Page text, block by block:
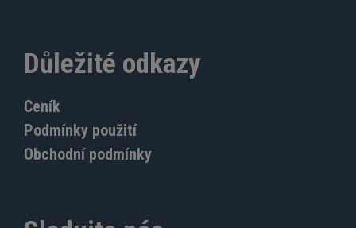
Důležité odkazy
Ceník
Podmínky použití
Obchodní podmínky